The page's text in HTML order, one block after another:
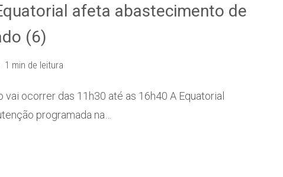
afeta abastecimento de
(6)
1 min de leitura
ocorrer das 11h30 até as 16h40 A Equatorial
programada na…